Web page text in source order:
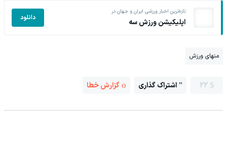
تازه‌ترین اخبار ورزشی ایران و جهان در
اپلیکیشن ورزش سه دانلود
منهای ورزش
22 اشتراک گذاری گزارش خطا